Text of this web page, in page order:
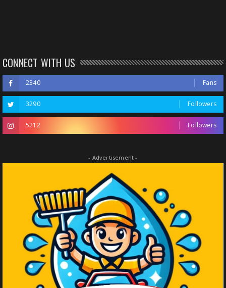
CONNECT WITH US
2340 Fans
3290 Followers
5212 Followers
- Advertisement -